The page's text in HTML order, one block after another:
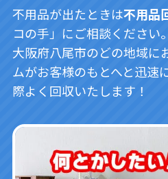
不用品が出たときは不用品
コの手」にご相談ください。
大阪府八尾市のどの地域に
ムがお客様のもとへと迅速
際よく回収いたします！